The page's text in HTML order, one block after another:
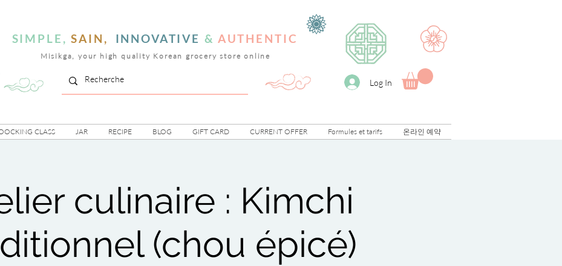
SIMPLE, SAIN, INNOVATIVE & AUTHENTIC
Misikga, your high quality Korean grocery store online
Log In
CLASS JAR RECIPE BLOG GIFT CARD CURRENT OFFER Formules et tarifs 온라인 예약
culinaire : Kimchi
(chou épicé)